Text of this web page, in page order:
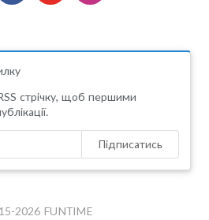
стрічку, щоб першими
Підписатись
2026 FUNTIME